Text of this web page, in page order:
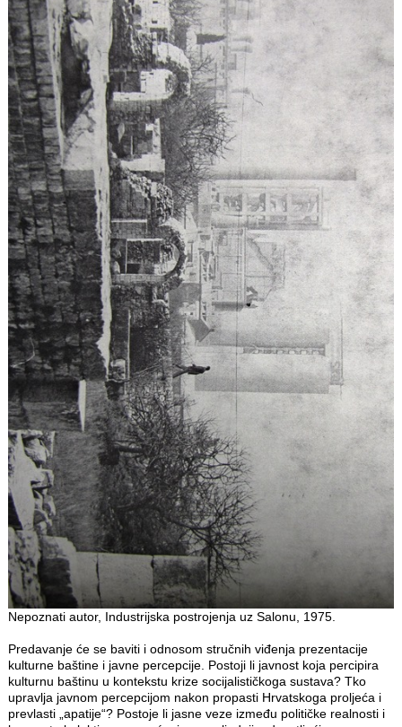
Nepoznati autor, Industrijska postrojenja uz Salonu, 1975.
Predavanje će se baviti i odnosom stručnih viđenja prezentacije
kulturne baštine i javne percepcije. Postoji li javnost koja percipira
kulturnu baštinu u kontekstu krize socijalističkoga sustava? Tko
upravlja javnom percepcijom nakon propasti Hrvatskoga proljeća i
prevlasti „apatije“? Postoje li jasne veze između političke realnosti i